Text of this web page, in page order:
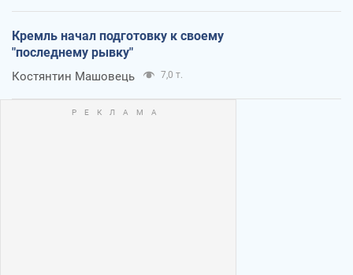
Кремль начал подготовку к своему
"последнему рывку"
Костянтин Машовець 7,0 т.